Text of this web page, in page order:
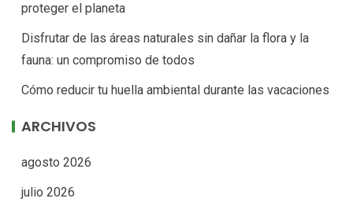
proteger el planeta
Disfrutar de las áreas naturales sin dañar la flora y la
fauna: un compromiso de todos
Cómo reducir tu huella ambiental durante las vacaciones
ARCHIVOS
agosto 2026
julio 2026